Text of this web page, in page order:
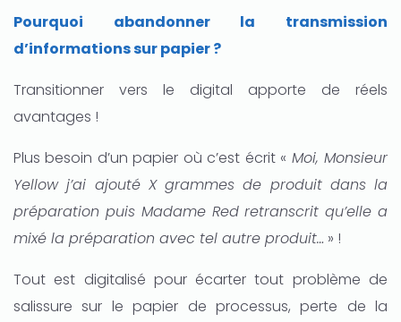
Pourquoi abandonner la transmission
d’informations sur papier ?
Transitionner vers le digital apporte de réels
avantages !
Plus besoin d’un papier où c’est écrit « Moi, Monsieur
Yellow j’ai ajouté X grammes de produit dans la
préparation puis Madame Red retranscrit qu’elle a
mixé la préparation avec tel autre produit… » !
Tout est digitalisé pour écarter tout problème de
salissure sur le papier de processus, perte de la